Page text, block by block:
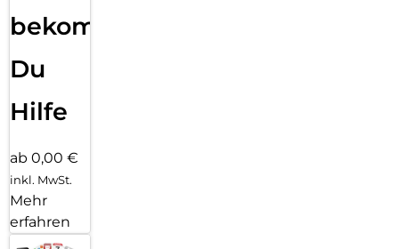
bekommst
Du
Hilfe
ab 0,00 €
inkl. MwSt.
Mehr
erfahren